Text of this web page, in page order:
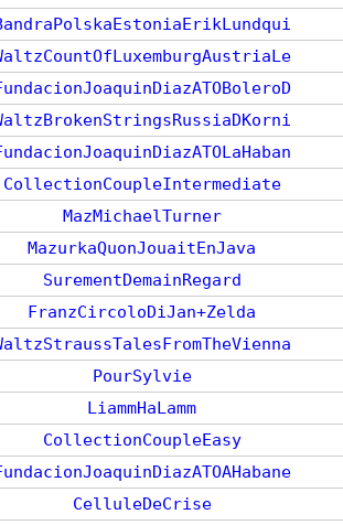
CollectionCoupleIntermediate
MazMichaelTurner
MazurkaQuonJouaitEnJava
SurementDemainRegard
FranzCircoloDiJan+Zelda
PourSylvie
LiammHaLamm
CollectionCoupleEasy
CelluleDeCrise